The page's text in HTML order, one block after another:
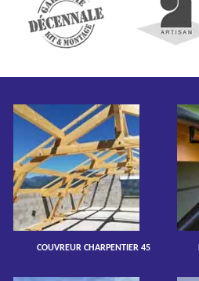
COUVREUR CHARPENTIER 45